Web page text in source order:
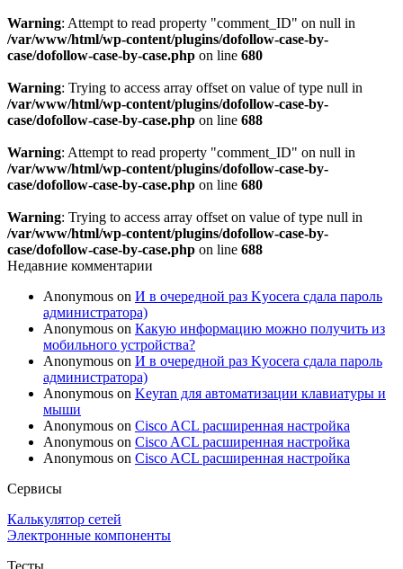
Warning: Attempt to read property "comment_ID" on null in
/var/www/html/wp-content/plugins/dofollow-case-by-
case/dofollow-case-by-case.php on line 680
Warning: Trying to access array offset on value of type null in
/var/www/html/wp-content/plugins/dofollow-case-by-
case/dofollow-case-by-case.php on line 688
Warning: Attempt to read property "comment_ID" on null in
/var/www/html/wp-content/plugins/dofollow-case-by-
case/dofollow-case-by-case.php on line 680
Warning: Trying to access array offset on value of type null in
/var/www/html/wp-content/plugins/dofollow-case-by-
case/dofollow-case-by-case.php on line 688
Недавние комментарии
Anonymous on И в очередной раз Kyocera сдала пароль
администратора)
Anonymous on Какую информацию можно получить из
мобильного устройства?
Anonymous on И в очередной раз Kyocera сдала пароль
администратора)
Anonymous on Keyran для автоматизации клавиатуры и
мыши
Anonymous on Cisco ACL расширенная настройка
Anonymous on Cisco ACL расширенная настройка
Anonymous on Cisco ACL расширенная настройка
Сервисы
Калькулятор сетей
Электронные компоненты